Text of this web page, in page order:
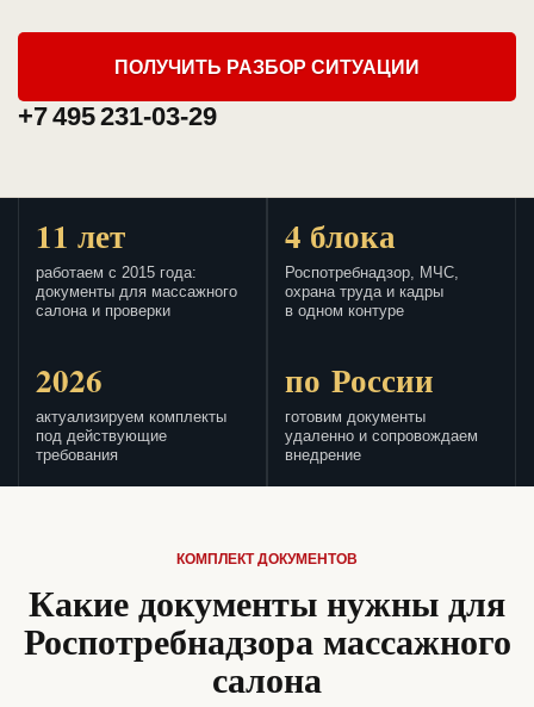
ПОЛУЧИТЬ РАЗБОР СИТУАЦИИ
+7 495 231-03-29
11 лет
работаем с 2015 года:
документы для массажного
салона и проверки
4 блока
Роспотребнадзор, МЧС,
охрана труда и кадры
в одном контуре
2026
актуализируем комплекты
под действующие
требования
по России
готовим документы
удаленно и сопровождаем
внедрение
КОМПЛЕКТ ДОКУМЕНТОВ
Какие документы нужны для
Роспотребнадзора массажного
салона